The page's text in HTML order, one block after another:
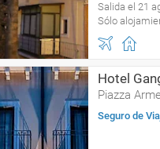
Salida el 21
Sólo
Hotel
Piazza
Seguro de